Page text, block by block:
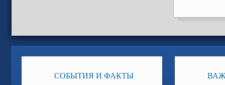
СОБЫТИЯ И ФАКТЫ